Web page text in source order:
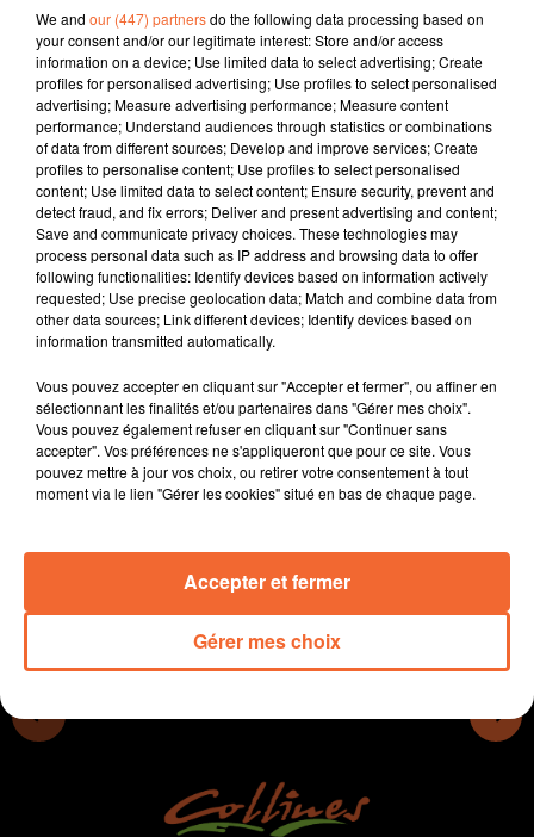
info
22 septembre 2023 - 14 min 28 sec
JOURNAL DU VENDREDI 22 SEPTEMBRE (SOIR)
Fabien Gazeau
L'info près de chez vous
Présenté par Fabien Gazeau
- A Parthenay, le festival de l'élevage est lancé.
- C'est une triple exposition photo qui est présentée à la
Chapelle St Cyprien de Bressuire par Belle la différence.
- Le Conservatoire Tyndo de Thouars propose un atelier
de danses sur des musiques traditionnelles.
- A Breuil-Chaussée on inaugure ce soir le city stade
- Foot : un derby demain en R1, Bressuire-
Nueillaubiers...
We and our (447) partnersdo the following data processing based on
your consent and/or our legitimate interest: Store and/or access
information on a device; Use limited data to select advertising; Create
profiles for personalised advertising; Use profiles to select personalised
advertising; Measure advertising performance; Measure content
performance; Understand audiences through statistics or combinations
of data from different sources; Develop and improve services; Create
profiles to personalise content; Use profiles to select personalised
content; Use limited data to select content; Ensure security, prevent and
detect fraud, and fix errors; Deliver and present advertising and content;
Save and communicate privacy choices. These technologies may
process personal data such as IP address and browsing data to offer
following functionalities: Identify devices based on information actively
requested; Use precise geolocation data; Match and combine data from
other data sources; Link different devices; Identify devices based on
information transmitted automatically.
Vous pouvez accepter en cliquant sur "Accepter et fermer", ou affiner en
sélectionnant les finalités et/ou partenaires dans "Gérer mes choix".
Vous pouvez également refuser en cliquant sur "Continuer sans
accepter". Vos préférences ne s'appliqueront que pour ce site. Vous
pouvez mettre à jour vos choix, ou retirer votre consentement à tout
moment via le lien "Gérer les cookies" situé en bas de chaque page.
Gérer mes choix
Accepter et fermer